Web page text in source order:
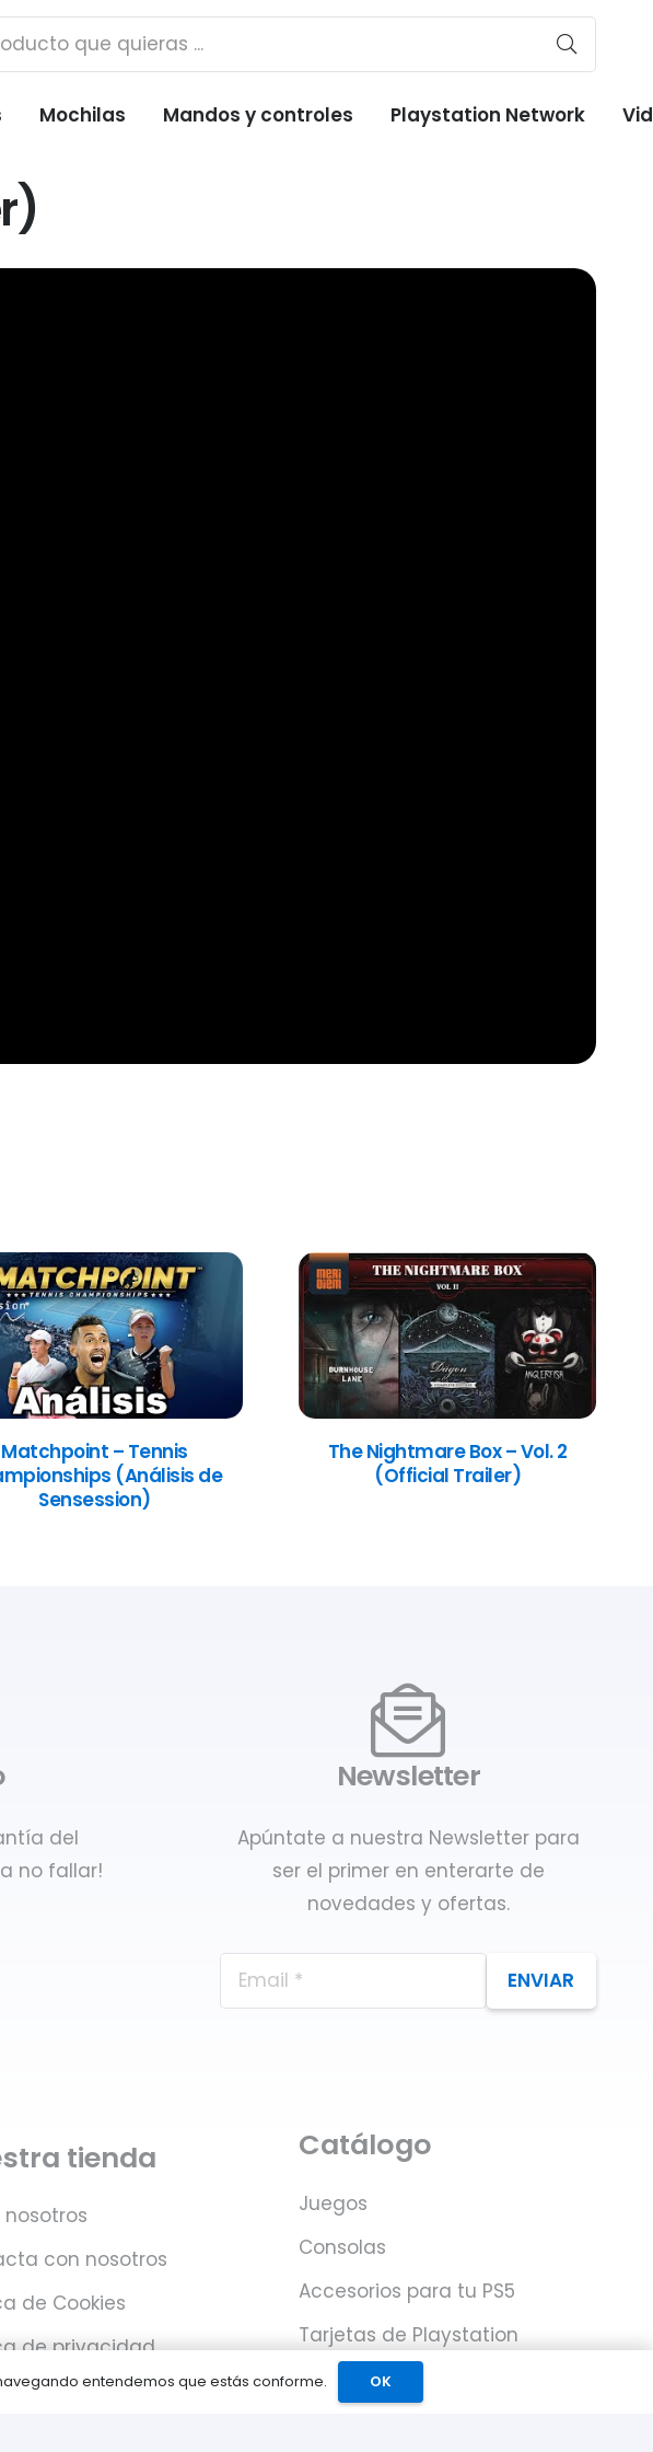
Mochilas Mandos y controles Playstation Network
Matchpoint – Tennis
(Análisis de
Sensession)
The Nightmare Box – Vol. 2
(Official Trailer)
del
no fallar!
Newsletter
Apúntate a nuestra Newsletter para
ser el primer en enterarte de
novedades y ofertas.
ENVIAR
tienda
nosotros
con nosotros
de Cookies
de privacidad
Catálogo
Juegos
Consolas
Accesorios para tu PS5
Tarjetas de Playstation
Network
entendemos que estás conforme. OK